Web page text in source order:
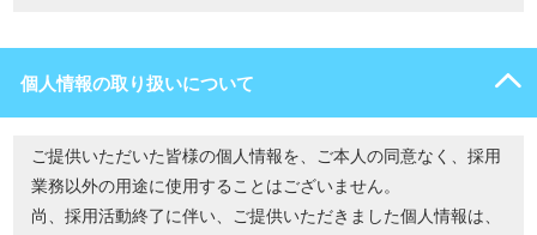
個人情報の取り扱いについて
ご提供いただいた皆様の個人情報を、ご本人の同意なく、採用
業務以外の用途に使用することはございません。
尚、採用活動終了に伴い、ご提供いただきました個人情報は、